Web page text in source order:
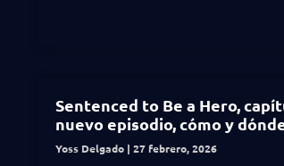
Sentenced to Be a Hero,
nuevo episodio, cómo y
Yoss Delgado 27 febrero, 2026